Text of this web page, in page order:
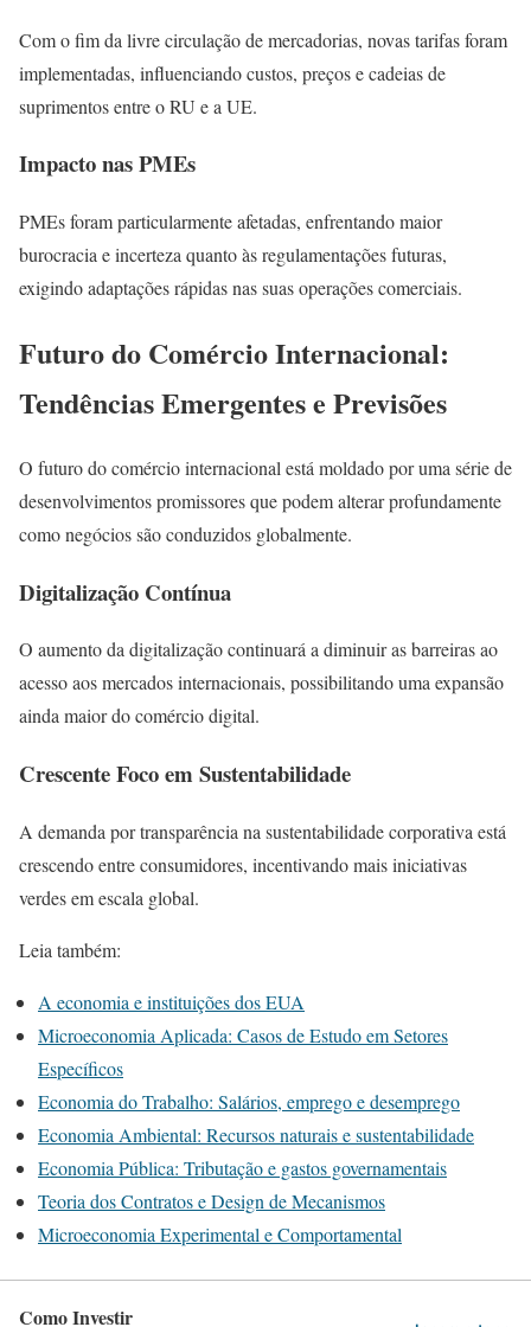
Com o fim da livre circulação de mercadorias, novas tarifas foram
implementadas, influenciando custos, preços e cadeias de
suprimentos entre o RU e a UE.
Impacto nas PMEs
PMEs foram particularmente afetadas, enfrentando maior
burocracia e incerteza quanto às regulamentações futuras,
exigindo adaptações rápidas nas suas operações comerciais.
Futuro do Comércio Internacional:
Tendências Emergentes e Previsões
O futuro do comércio internacional está moldado por uma série de
desenvolvimentos promissores que podem alterar profundamente
como negócios são conduzidos globalmente.
Digitalização Contínua
O aumento da digitalização continuará a diminuir as barreiras ao
acesso aos mercados internacionais, possibilitando uma expansão
ainda maior do comércio digital.
Crescente Foco em Sustentabilidade
A demanda por transparência na sustentabilidade corporativa está
crescendo entre consumidores, incentivando mais iniciativas
verdes em escala global.
Leia também:
A economia e instituições dos EUA
Microeconomia Aplicada: Casos de Estudo em Setores
Específicos
Economia do Trabalho: Salários, emprego e desemprego
Economia Ambiental: Recursos naturais e sustentabilidade
Economia Pública: Tributação e gastos governamentais
Teoria dos Contratos e Design de Mecanismos
Microeconomia Experimental e Comportamental
Como Investir